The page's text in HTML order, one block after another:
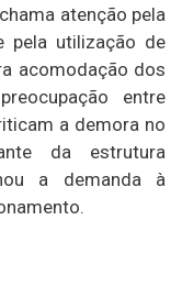
atenção pela
pela utilização de
acomodação dos
entre
a demora no
da estrutura
a demanda à